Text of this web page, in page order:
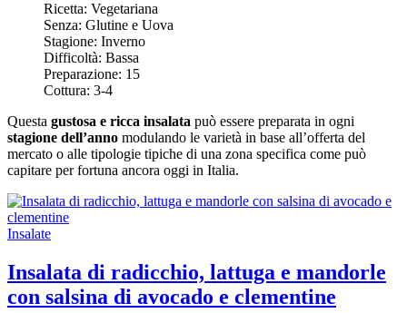
Ricetta: Vegetariana
Senza: Glutine e Uova
Stagione: Inverno
Difficoltà: Bassa
Preparazione: 15
Cottura: 3-4
Questa gustosa e ricca insalata può essere preparata in ogni
stagione dell’anno modulando le varietà in base all’offerta del
mercato o alle tipologie tipiche di una zona specifica come può
capitare per fortuna ancora oggi in Italia.
Insalate
Insalata di radicchio, lattuga e mandorle
con salsina di avocado e clementine